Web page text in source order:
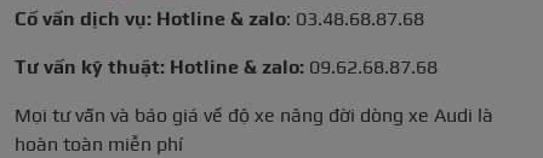
Cố vấn dịch vụ: Hotline & zalo: 03.48.68.87.68
Tư vấn kỹ thuật: Hotline & zalo: 09.62.68.87.68
Mọi tư vấn và báo giá về độ xe nâng đời dòng xe Audi là
hoàn toàn miễn phí